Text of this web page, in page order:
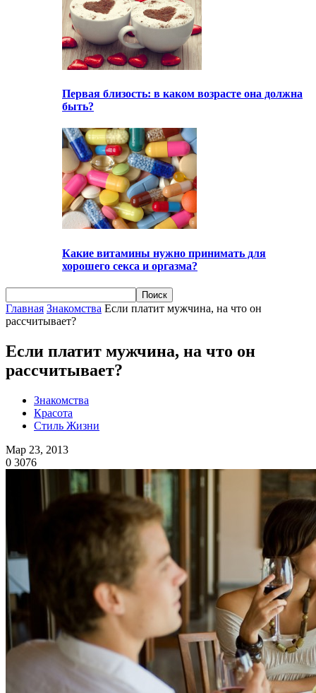
Первая близость: в каком возрасте она должна
быть?
Какие витамины нужно принимать для
хорошего секса и оргазма?
Главная Знакомства Если платит мужчина, на что он
рассчитывает?
Если платит мужчина, на что он
рассчитывает?
Знакомства
Красота
Стиль Жизни
Мар 23, 2013
0 3076